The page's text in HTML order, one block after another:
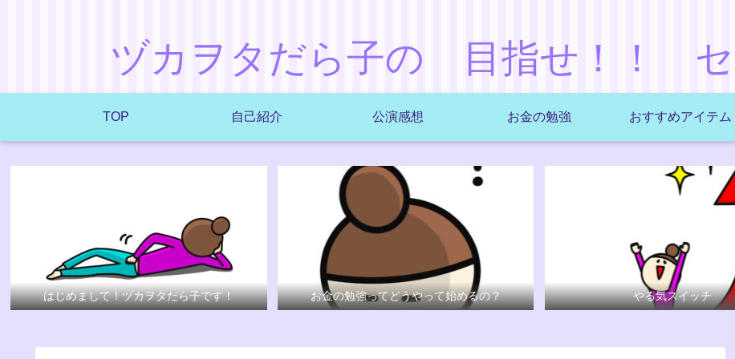
ヅカヲタだら子の 目指せ！！ セ
TOP 自己紹介 公演感想 お金の勉強 おすすめアイテム
はじめまして！ヅカヲタだら子です！ お金の勉強ってどうやって始めるの？ やる気スイッチ